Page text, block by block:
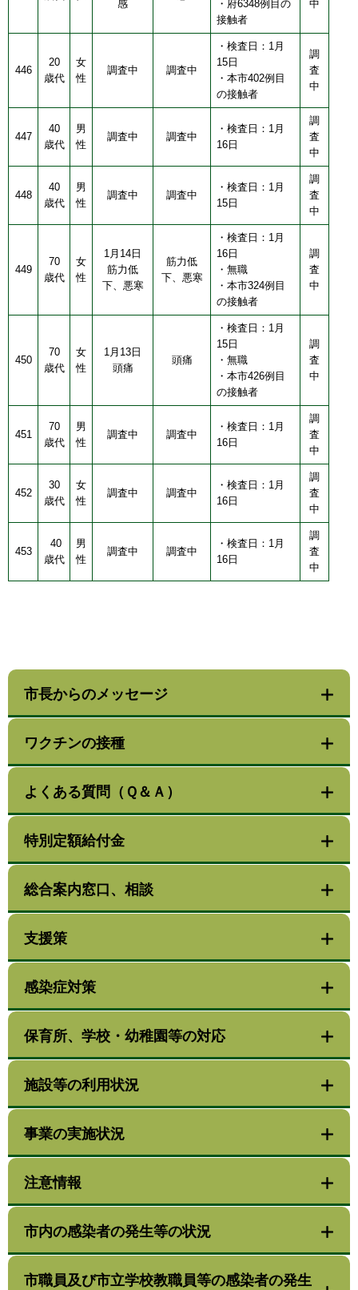
感
・府6348例目の
接触者
中
446
20
歳代
女
性
調査中 調査中
・検査日：1月
15日
・本市402例目
の接触者
調
査
中
447
40
歳代
男
性
調査中 調査中
・検査日：1月
16日
調
査
中
448
40
歳代
男
性
調査中 調査中
・検査日：1月
15日
調
査
中
449
70
歳代
女
性
1月14日
筋力低
下、悪寒
筋力低
下、悪寒
・検査日：1月
16日
・無職
・本市324例目
の接触者
調
査
中
450
70
歳代
女
性
1月13日
頭痛
頭痛
・検査日：1月
15日
・無職
・本市426例目
の接触者
調
査
中
451
70
歳代
男
性
調査中 調査中
・検査日：1月
16日
調
査
中
452
30
歳代
女
性
調査中 調査中
・検査日：1月
16日
調
査
中
453
40
歳代
男
性
調査中 調査中
・検査日：1月
16日
調
査
中
市長からのメッセージ
ワクチンの接種
よくある質問（Ｑ＆Ａ）
特別定額給付金
総合案内窓口、相談
支援策
感染症対策
保育所、学校・幼稚園等の対応
施設等の利用状況
事業の実施状況
注意情報
市内の感染者の発生等の状況
市職員及び市立学校教職員等の感染者の発生